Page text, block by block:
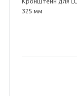
325 мм